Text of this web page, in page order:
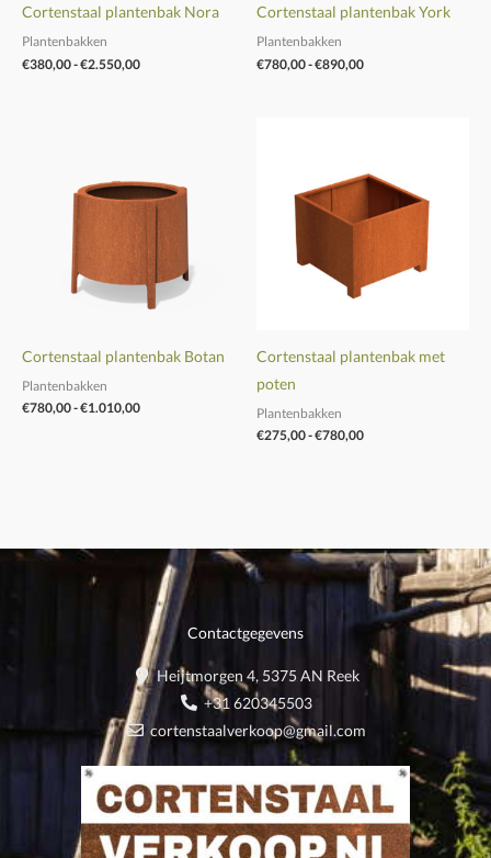
Cortenstaal plantenbak Nora
Plantenbakken
€380,00-€2.550,00
Cortenstaal plantenbak York
Plantenbakken
€780,00-€890,00
Cortenstaal plantenbak Botan
Plantenbakken
€780,00-€1.010,00
Cortenstaal plantenbak met
poten
Plantenbakken
€275,00-€780,00
€780,00
Contactgegevens
Heijtmorgen 4, 5375 AN Reek
+31 620345503
cortenstaalverkoop@gmail.com